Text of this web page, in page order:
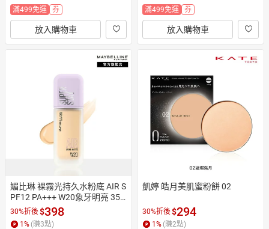
滿499免運 券
放入購物車
滿499免運 券
放入購物車
媚比琳 裸霧光持久水粉底 AIR S
PF12 PA+++ W20象牙明亮 35
ml #小方胖 #薄光裸霧肌
30%折後$398
1% (賺3點)
凱婷 皓月美肌蜜粉餅 02
30%折後$294
1% (賺2點)